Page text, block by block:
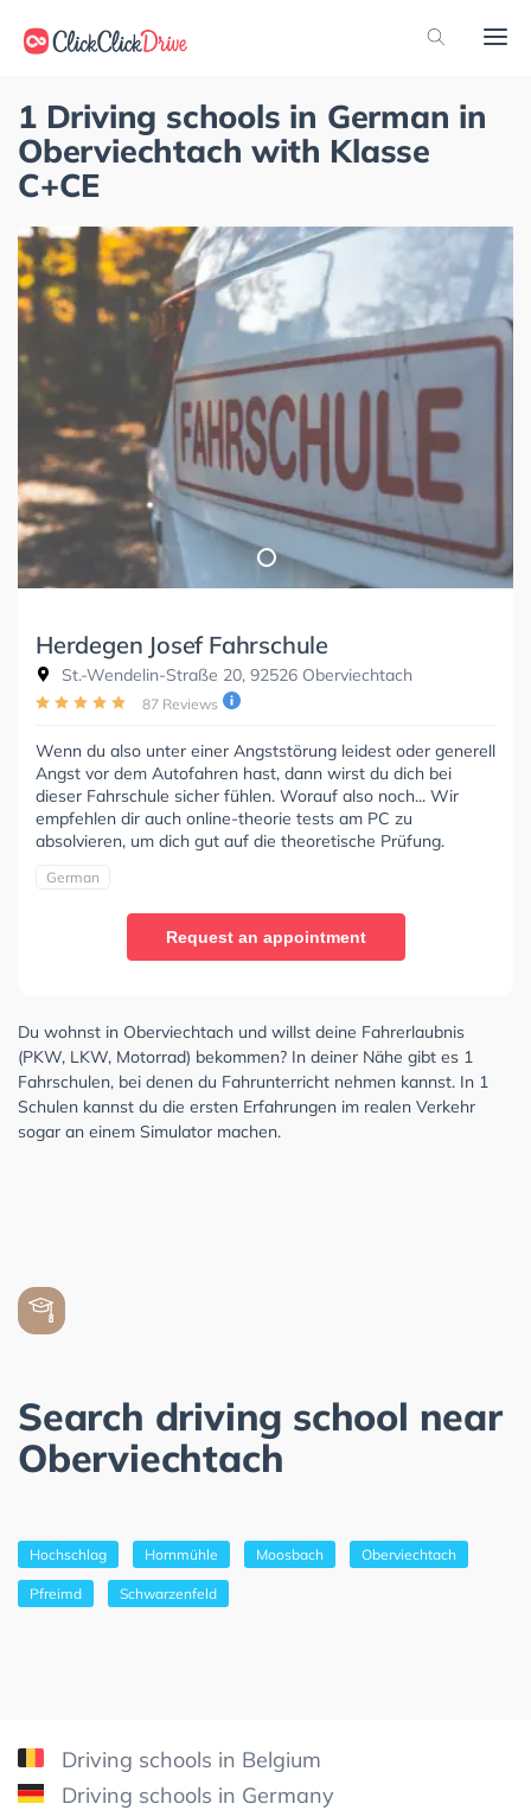
1 Driving schools in German in
Oberviechtach with Klasse
C+CE
Herdegen Josef Fahrschule
St.-Wendelin-Straße 20, 92526 Oberviechtach
87 Reviews
Wenn du also unter einer Angststörung leidest oder generell
Angst vor dem Autofahren hast, dann wirst du dich bei
dieser Fahrschule sicher fühlen. Worauf also noch... Wir
empfehlen dir auch online-theorie tests am PC zu
absolvieren, um dich gut auf die theoretische Prüfung.
German
Request an appointment
Du wohnst in Oberviechtach und willst deine Fahrerlaubnis
(PKW, LKW, Motorrad) bekommen? In deiner Nähe gibt es 1
Fahrschulen, bei denen du Fahrunterricht nehmen kannst. In 1
Schulen kannst du die ersten Erfahrungen im realen Verkehr
sogar an einem Simulator machen.
Search driving school near
Oberviechtach
Hochschlag Hornmühle Moosbach Oberviechtach
Pfreimd Schwarzenfeld
Driving schools in Belgium
Driving schools in Germany